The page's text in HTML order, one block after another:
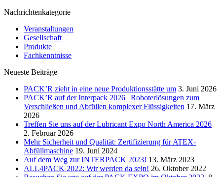
Nachrichtenkategorie
Veranstaltungen
Gesellschaft
Produkte
Fachkenntnisse
Neueste Beiträge
PACK’R zieht in eine neue Produktionsstätte um 3. Juni 2026
PACK’R auf der Interpack 2026 | Roboterlösungen zum
Verschließen und Abfüllen komplexer Flüssigkeiten 17. März
2026
Treffen Sie uns auf der Lubricant Expo North America 2026
2. Februar 2026
Mehr Sicherheit und Qualität: Zertifizierung für ATEX-
Abfüllmaschine 19. Juni 2024
Auf dem Weg zur INTERPACK 2023! 13. März 2023
ALL4PACK 2022: Wir werden da sein! 26. Oktober 2022